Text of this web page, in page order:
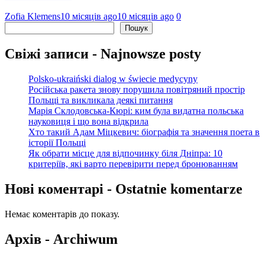
Zofia Klemens10 місяців ago10 місяців ago 0
Пошук
Свіжі записи - Najnowsze posty
Polsko-ukraiński dialog w świecie medycyny
Російська ракета знову порушила повітряний простір
Польщі та викликала деякі питання
Марія Склодовська-Кюрі: ким була видатна польська
науковиця і що вона відкрила
Хто такий Адам Міцкевич: біографія та значення поета в
історії Польщі
Як обрати місце для відпочинку біля Дніпра: 10
критеріїв, які варто перевірити перед бронюванням
Нові коментарі - Ostatnie komentarze
Немає коментарів до показу.
Архів - Archiwum